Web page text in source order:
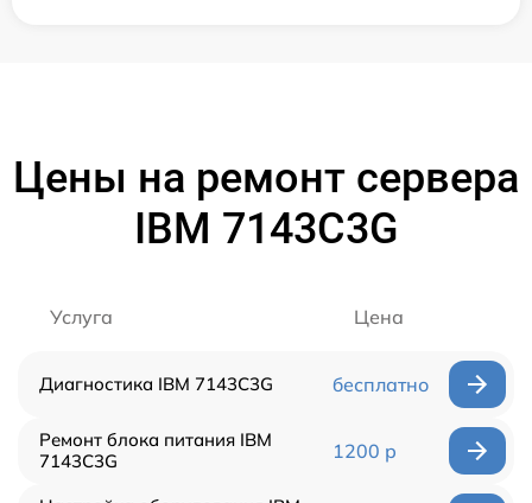
Цены на ремонт сервера
IBM 7143C3G
Услуга Цена
Диагностика IBM 7143C3G бесплатно
Ремонт блока питания IBM
7143C3G
1200 р